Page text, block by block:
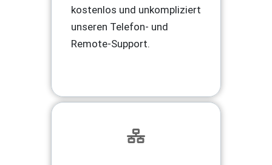
kostenlos und unkompliziert
unseren Telefon- und
Remote-Support.